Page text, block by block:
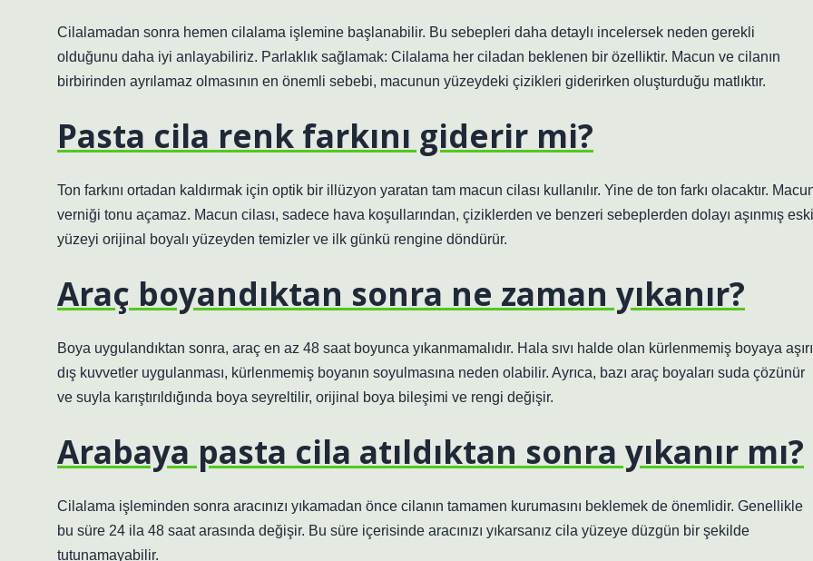
Cilalamadan sonra hemen cilalama işlemine başlanabilir. Bu sebepleri daha detaylı incelersek neden gerekli
olduğunu daha iyi anlayabiliriz. Parlaklık sağlamak: Cilalama her ciladan beklenen bir özelliktir. Macun ve cilanın
birbirinden ayrılamaz olmasının en önemli sebebi, macunun yüzeydeki çizikleri giderirken oluşturduğu matlıktır.
Pasta cila renk farkını giderir mi?
Ton farkını ortadan kaldırmak için optik bir illüzyon yaratan tam macun cilası kullanılır. Yine de ton farkı olacaktır.
verniği tonu açamaz. Macun cilası, sadece hava koşullarından, çiziklerden ve benzeri sebeplerden dolayı aşınmış eski
yüzeyi orijinal boyalı yüzeyden temizler ve ilk günkü rengine döndürür.
Araç boyandıktan sonra ne zaman yıkanır?
Boya uygulandıktan sonra, araç en az 48 saat boyunca yıkanmamalıdır. Hala sıvı halde olan kürlenmemiş boyaya aşırı
dış kuvvetler uygulanması, kürlenmemiş boyanın soyulmasına neden olabilir. Ayrıca, bazı araç boyaları suda çözünür
ve suyla karıştırıldığında boya seyreltilir, orijinal boya bileşimi ve rengi değişir.
Arabaya pasta cila atıldıktan sonra yıkanır mı?
Cilalama işleminden sonra aracınızı yıkamadan önce cilanın tamamen kurumasını beklemek de önemlidir. Genellikle
bu süre 24 ila 48 saat arasında değişir. Bu süre içerisinde aracınızı yıkarsanız cila yüzeye düzgün bir şekilde
tutunamayabilir.